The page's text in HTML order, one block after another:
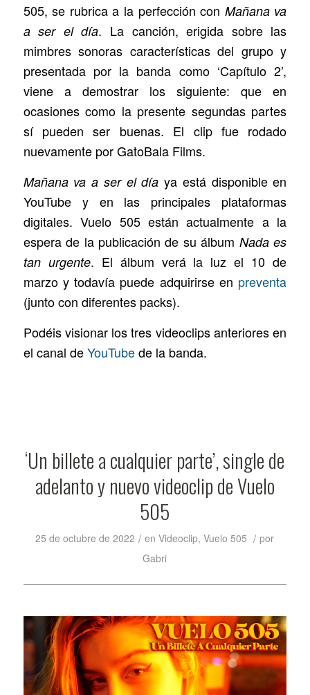
505, se rubrica a la perfección con Mañana va
a ser el día. La canción, erigida sobre las
mimbres sonoras características del grupo y
presentada por la banda como ‘Capítulo 2’,
viene a demostrar los siguiente: que en
ocasiones como la presente segundas partes
sí pueden ser buenas. El clip fue rodado
nuevamente por GatoBala Films.
Mañana va a ser el día ya está disponible en
YouTube y en las principales plataformas
digitales. Vuelo 505 están actualmente a la
espera de la publicación de su álbum Nada es
tan urgente. El álbum verá la luz el 10 de
marzo y todavía puede adquirirse en preventa
(junto con diferentes packs).
Podéis visionar los tres videoclips anteriores en
el canal deYouTubede la banda.
‘Un billete a cualquier parte’, single de
adelanto y nuevo videoclip de Vuelo
505
25 de octubre de 2022 / enVideoclip,Vuelo 505 / por
Gabri